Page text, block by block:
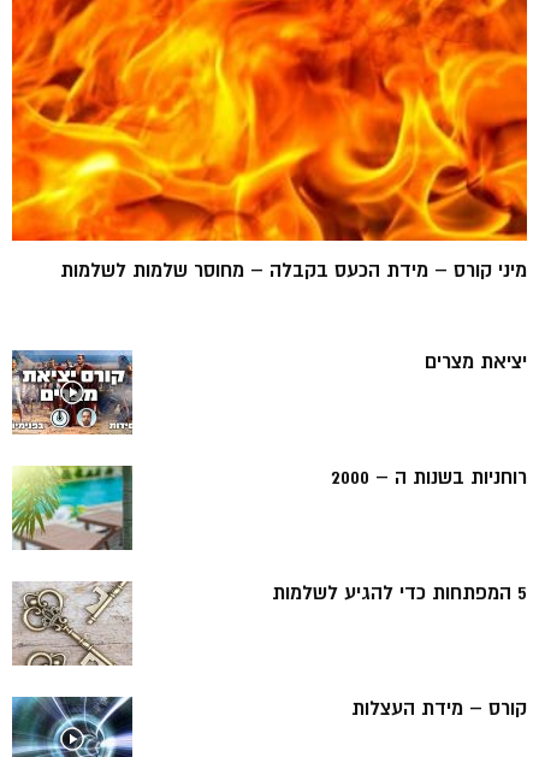
מיני קורס – מידת הכעס בקבלה – מחוסר שלמות לשלמות
יציאת מצרים
רוחניות בשנות ה – 2000
5 המפתחות כדי להגיע לשלמות
קורס – מידת העצלות